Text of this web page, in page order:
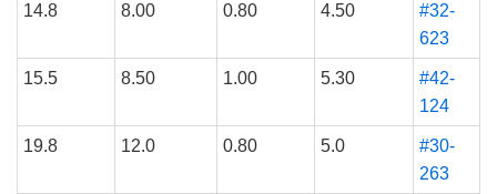
14.8 8.00 0.80 4.50
#32-
623
15.5 8.50 1.00 5.30
#42-
124
19.8 12.0 0.80 5.0
#30-
263